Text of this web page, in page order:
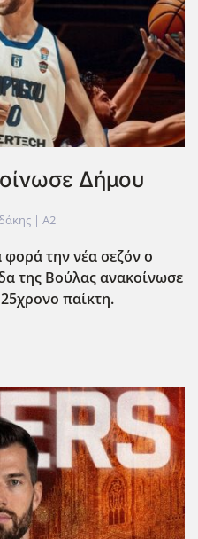
Δήμου
| A2
την νέα σεζόν ο
της Βούλας ανακοίνωσε
παίκτη.